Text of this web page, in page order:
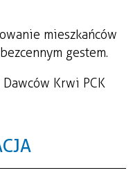
mieszkańców
gestem.
Krwi PCK